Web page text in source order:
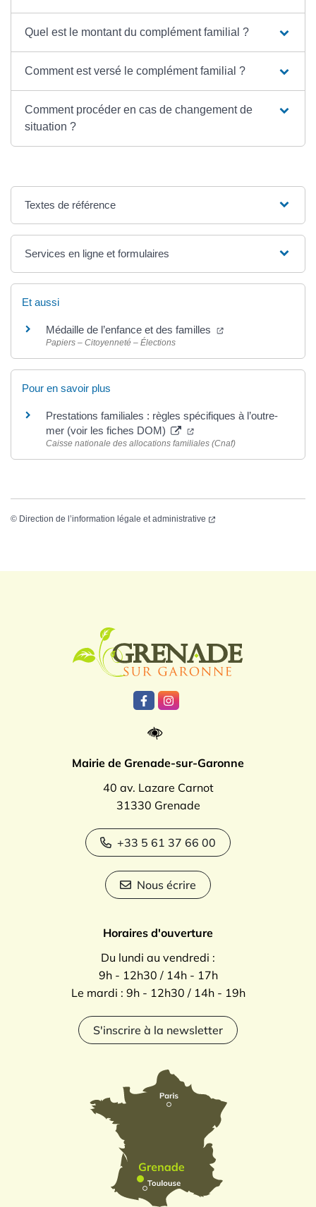
Quel est le montant du complément familial ?
Comment est versé le complément familial ?
Comment procéder en cas de changement de
situation ?
Textes de référence
Services en ligne et formulaires
Et aussi
Médaille de l’enfance et des familles
Papiers – Citoyenneté – Élections
Pour en savoir plus
Prestations familiales : règles spécifiques à l’outre-
mer (voir les fiches DOM)
Caisse nationale des allocations familiales (Cnaf)
© Direction de l’information légale et administrative
Lien vers le compte Facebook
Lien vers le compte
Mairie de Grenade-sur-Garonne
40 av. Lazare Carnot
31330 Grenade
+33 5 61 37 66 00
Nous écrire
Horaires d'ouverture
Du lundi au vendredi :
9h - 12h30 / 14h - 17h
Le mardi : 9h - 12h30 / 14h - 19h
S'inscrire à la newsletter